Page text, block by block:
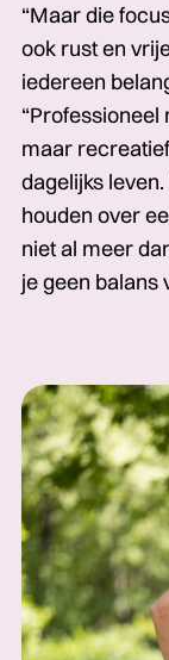
“Maar die
ook rust en
iedereen
maar
dagelijks
houden over
niet al meer
je geen balans